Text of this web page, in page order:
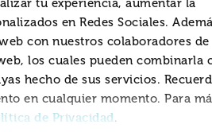
tu experiencia, aumentar la
en Redes Sociales.
con nuestros colaboradores de
los cuales pueden combinarla
hecho de sus servicios.
en cualquier momento. Para
de Privacidad.